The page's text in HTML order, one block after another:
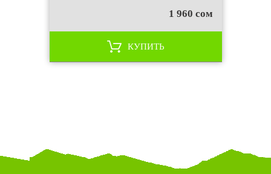
1 960 сом
КУПИТЬ